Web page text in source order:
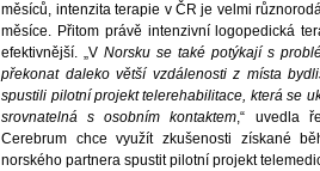
měsíců, intenzita terapie v ČR je velmi
měsíce. Přitom právě intenzivní logopedická
efektivnější. „V Norsku se také potýkají s
překonat daleko větší vzdálenosti z místa
spustili pilotní projekt telerehabilitace, která se
srovnatelná s osobním kontaktem,“ uvedla
Cerebrum chce využít zkušenosti získané
norského partnera spustit pilotní projekt